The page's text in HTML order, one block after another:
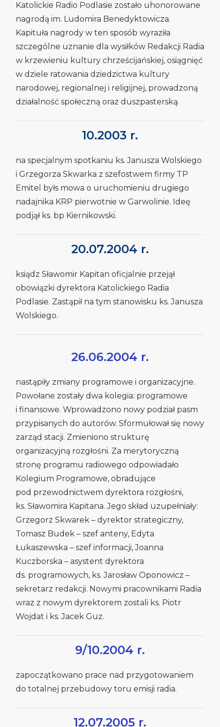
Katolickie Radio Podlasie zostało uhonorowane
nagrodą im. Ludomira Benedyktowicza.
Kapituła nagrody w ten sposób wyraziła
szczególne uznanie dla wysiłków Redakcji Radia
w krzewieniu kultury chrześcijańskiej, osiągnięć
w dziele ratowania dziedzictwa kultury
narodowej, regionalnej i religijnej, prowadzoną
działalność społeczną oraz duszpasterską.
10.2003 r.
na specjalnym spotkaniu ks. Janusza Wolskiego
i Grzegorza Skwarka z szefostwem firmy TP
Emitel byłs mowa o uruchomieniu drugiego
nadajnika KRP pierwotnie w Garwolinie. Ideę
podjął ks. bp Kiernikowski.
20.07.2004 r.
ksiądz Sławomir Kapitan oficjalnie przejął
obowiązki dyrektora Katolickiego Radia
Podlasie. Zastąpił na tym stanowisku ks. Janusza
Wolskiego.
26.06.2004 r.
nastąpiły zmiany programowe i organizacyjne.
Powołane zostały dwa kolegia: programowe
i finansowe. Wprowadzono nowy podział pasm
przypisanych do autorów. Sformułował się nowy
zarząd stacji. Zmieniono strukturę
organizacyjną rozgłośni. Za merytoryczną
stronę programu radiowego odpowiadało
Kolegium Programowe, obradujące
pod przewodnictwem dyrektora rozgłośni,
ks. Sławomira Kapitana. Jego skład uzupełniały:
Grzegorz Skwarek – dyrektor strategiczny,
Tomasz Budek – szef anteny, Edyta
Łukaszewska – szef informacji, Joanna
Kuczborska – asystent dyrektora
ds. programowych, ks. Jarosław Oponowicz –
sekretarz redakcji. Nowymi pracownikami Radia
wraz z nowym dyrektorem zostali ks. Piotr
Wojdat i ks. Jacek Guz.
9/10.2004 r.
zapoczątkowano prace nad przygotowaniem
do totalnej przebudowy toru emisji radia.
12.07.2005 r.